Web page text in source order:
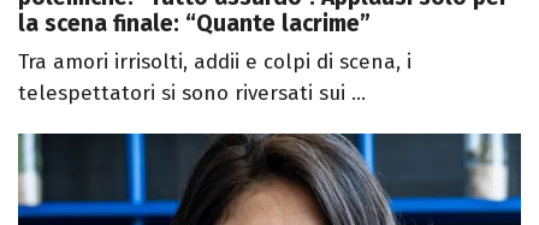
la scena finale: “Quante lacrime”
Tra amori irrisolti, addii e colpi di scena, i
telespettatori si sono riversati sui ...